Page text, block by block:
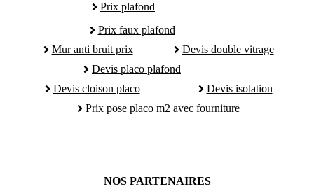
Prix plafond
Prix faux plafond
Mur anti bruit prix
Devis double vitrage
Devis placo plafond
Devis cloison placo
Devis isolation
Prix pose placo m2 avec fourniture
NOS PARTENAIRES